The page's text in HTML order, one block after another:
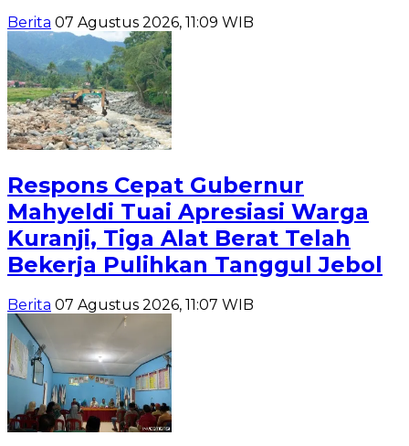
Berita 07 Agustus 2026, 11:09 WIB
Respons Cepat Gubernur
Mahyeldi Tuai Apresiasi Warga
Kuranji, Tiga Alat Berat Telah
Bekerja Pulihkan Tanggul Jebol
Berita 07 Agustus 2026, 11:07 WIB